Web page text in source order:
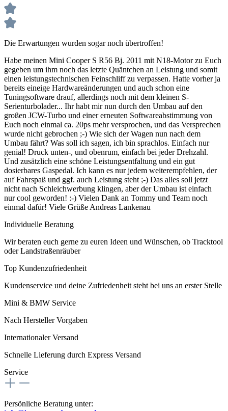
Die Erwartungen wurden sogar noch übertroffen!
Habe meinen Mini Cooper S R56 Bj. 2011 mit N18-Motor zu Euch
gegeben um ihm noch das letzte Quäntchen an Leistung und somit
einen leistungstechnischen Feinschliff zu verpassen. Hatte vorher ja
bereits eineige Hardwareänderungen und auch schon eine
Tuningsoftware drauf, allerdings noch mit dem kleinen S-
Serienturbolader... Ihr habt mir nun durch den Umbau auf den
großen JCW-Turbo und einer erneuten Softwareabstimmung von
Euch noch einmal ca. 20ps mehr versprochen, und das Versprechen
wurde nicht gebrochen ;-) Wie sich der Wagen nun nach dem
Umbau fährt? Was soll ich sagen, ich bin sprachlos. Einfach nur
genial! Druck unten-, und obenrum, einfach bei jeder Drehzahl.
Und zusätzlich eine schöne Leistungsentfaltung und ein gut
dosierbares Gaspedal. Ich kann es nur jedem weiterempfehlen, der
auf Fahrspaß und ggf. auch Leistung steht ;-) Das alles soll jetzt
nicht nach Schleichwerbung klingen, aber der Umbau ist einfach
nur cool geworden! :-) Vielen Dank an Tommy und Team noch
einmal dafür! Viele Grüße Andreas Lankenau
Individuelle Beratung
Wir beraten euch gerne zu euren Ideen und Wünschen, ob Tracktool
oder Landstraßenräuber
Top Kundenzufriedenheit
Kundenservice und deine Zufriedenheit steht bei uns an erster Stelle
Mini & BMW Service
Nach Hersteller Vorgaben
Internationaler Versand
Schnelle Lieferung durch Express Versand
Service
Persönliche Beratung unter: